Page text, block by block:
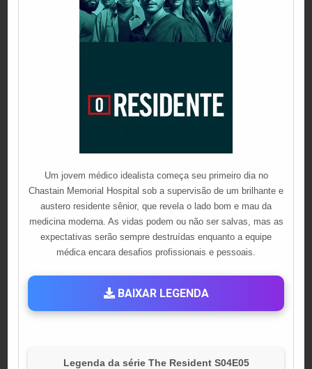
Um jovem médico idealista começa seu primeiro dia no
Chastain Memorial Hospital sob a supervisão de um brilhante e
austero residente sênior, que revela o lado bom e mau da
medicina moderna. As vidas podem ou não ser salvas, mas as
expectativas serão sempre destruídas enquanto a equipe
médica encara desafios profissionais e pessoais.
BAIXAR LEGENDA
Legenda da série The Resident S04E05